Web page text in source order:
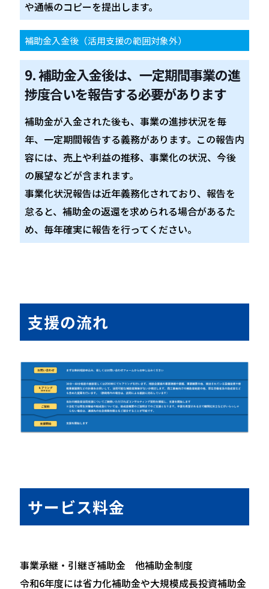
や通帳のコピーを提出します。
補助金入金後（活用支援の範囲対象外）
9. 補助金入金後は、一定期間事業の進
捗度合いを報告する必要があります
補助金が入金された後も、事業の進捗状況を毎
年、一定期間報告する義務があります。この報告内
容には、売上や利益の推移、事業化の状況、今後
の展望などが含まれます。
事業化状況報告は近年義務化されており、報告を
怠ると、補助金の返還を求められる場合があるた
め、毎年確実に報告を行ってください。
支援の流れ
サービス料金
事業承継・引継ぎ補助金 他補助金制度
令和6年度には省力化補助金や大規模成長投資補助金